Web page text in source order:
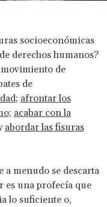
socioeconómicas
derechos humanos?
de
de
; afrontar los
; acabar con la
abordar las fisuras
menudo se descarta
es una profecía que
lo suficiente o,